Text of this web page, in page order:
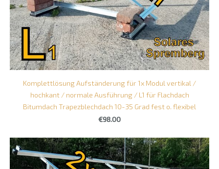
Komplettlösung Aufständerung für 1x Modul vertikal /
hochkant / normale Ausführung / L1 für Flachdach
Bitumdach Trapezblechdach 10-35 Grad fest o. flexibel
€98.00